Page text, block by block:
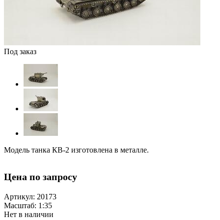
Под заказ
Модель танка КВ-2 изготовлена в металле.
Цена по запросу
Артикул: 20173
Масштаб: 1:35
Нет в наличии